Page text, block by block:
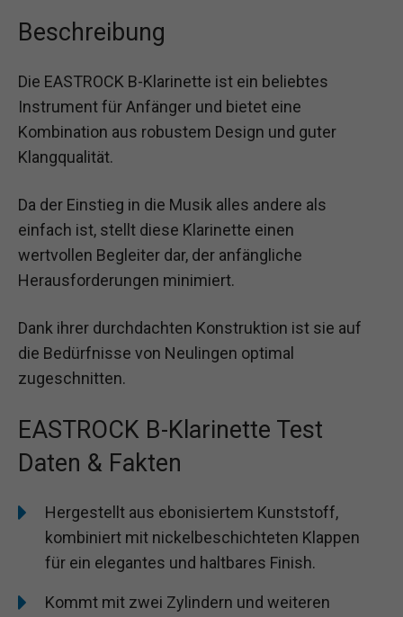
Beschreibung
Die EASTROCK B-Klarinette ist ein beliebtes
Instrument für Anfänger und bietet eine
Kombination aus robustem Design und guter
Klangqualität.
Da der Einstieg in die Musik alles andere als
einfach ist, stellt diese Klarinette einen
wertvollen Begleiter dar, der anfängliche
Herausforderungen minimiert.
Dank ihrer durchdachten Konstruktion ist sie auf
die Bedürfnisse von Neulingen optimal
zugeschnitten.
EASTROCK B-Klarinette Test
Daten & Fakten
Hergestellt aus ebonisiertem Kunststoff,
kombiniert mit nickelbeschichteten Klappen
für ein elegantes und haltbares Finish.
Kommt mit zwei Zylindern und weiteren